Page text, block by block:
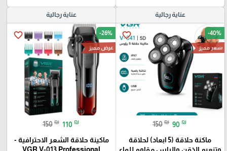
عناية رجالية
favorite_border -40%
سعر مميز
150 ₪ 90 ₪
ماكنة حلاقة (5 ابعاد) لحلاقة
عناية رجالية
favorite_border -26%
عرض مميز
150 ₪ 110 ₪
ماكينة حلاقة الشعر الاحترافية -